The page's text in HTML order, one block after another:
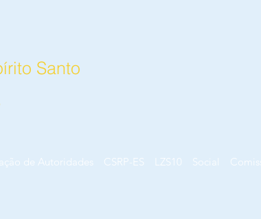
Santo
de Autoridades CSRP-ES LZS10 Social